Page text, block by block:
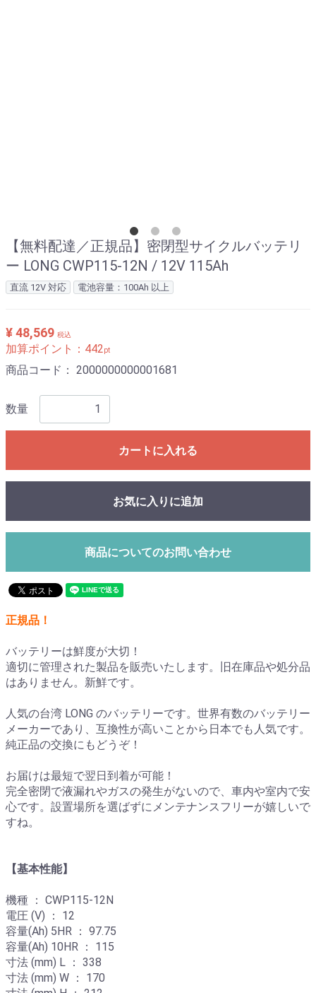
【無料配達／正規品】密閉型サイクルバッテリ
ー LONG CWP115-12N / 12V 115Ah
直流 12V 対応 電池容量：100Ah 以上
¥ 48,569 税込
加算ポイント： 442pt
商品コード： 2000000000001681
数量
カートに入れる
お気に入りに追加
商品についてのお問い合わせ
正規品！
バッテリーは鮮度が大切！
適切に管理された製品を販売いたします。旧在庫品や処分品
はありません。新鮮です。
人気の台湾 LONG のバッテリーです。世界有数のバッテリー
メーカーであり、互換性が高いことから日本でも人気です。
純正品の交換にもどうぞ！
お届けは最短で翌日到着が可能！
完全密閉で液漏れやガスの発生がないので、車内や室内で安
心です。設置場所を選ばずにメンテナンスフリーが嬉しいで
すね。
【基本性能】
機種 ： CWP115-12N
電圧 (V) ： 12
容量(Ah) 5HR ： 97.75
容量(Ah) 10HR ： 115
寸法 (mm) L ： 338
寸法 (mm) W ： 170